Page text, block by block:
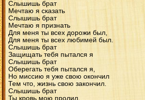
Слышишь брат
Мечтаю я сказать
Слышишь брат
Мечтаю я признать
Для меня ты всех дорожи был,
Для меня ты всех любимей был.
Слышишь брат
Защищать тебя пытался я
Слышишь брат
Оберегать тебя пытался я,
Но миссию я уже свою окончил
Тем что, жизнь свою закончил.
Слышишь брат
Ты кровь мою пролил,